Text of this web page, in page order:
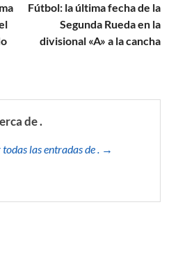
Fútbol: la última fecha de la
Segunda Rueda en la
divisional «A» a la cancha
de .
todas las entradas de . →